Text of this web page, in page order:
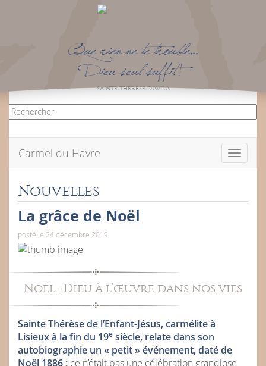
Que rien ne te trouble…
Dieu seul suffit !
SAINTE THÉRÈSE D’AVILA
Toggle
Carmel du Havre
Nouvelles
La grâce de Noël
posté le 24 décembre 2019
Noël : Dieu à l’œuvre dans nos vies
Sainte Thérèse de l’Enfant-Jésus, carmélite à
Lisieux à la fin du 19e siècle, relate dans son
autobiographie un « petit » événement, daté de
Noël 1886 : ce n’était pas une célébration grandiose